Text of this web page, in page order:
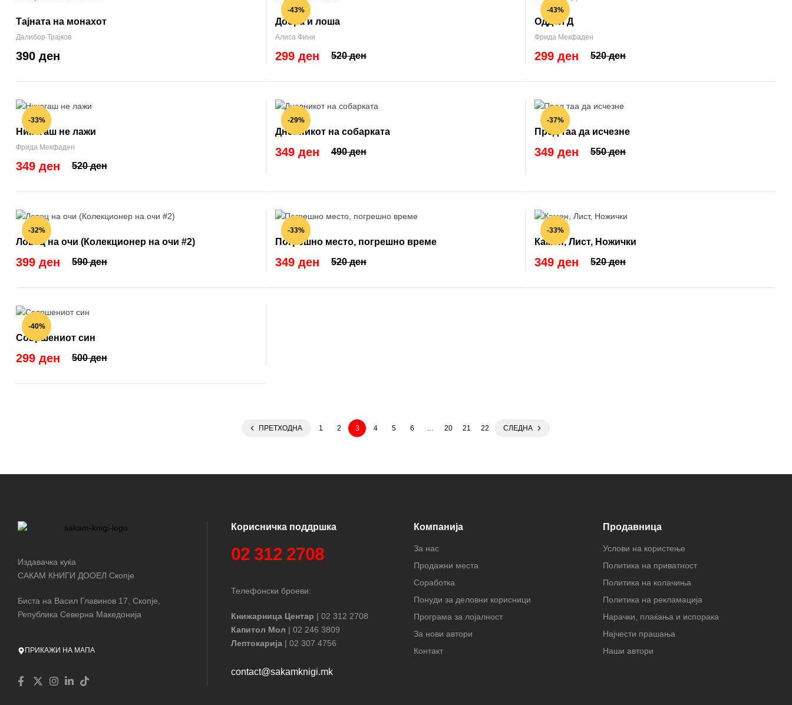
Тајната на монахот
Далибор Трајков
390 ден
-43%
Добра и лоша
Алиса Фини
520 ден
299 ден
-43%
Оддел Д
Фрида Мекфаден
520 ден
299 ден
-33%
Никогаш не лажи
Фрида Мекфаден
520 ден
349 ден
-29%
Дневникот на собарката
490 ден
349 ден
-37%
Пред таа да исчезне
550 ден
349 ден
-32%
Ловец на очи (Колекционер на очи #2)
590 ден
399 ден
-33%
Погрешно место, погрешно време
520 ден
349 ден
-33%
Камен, Лист, Ножички
520 ден
349 ден
-40%
Совршениот син
500 ден
299 ден
ПРЕТХОДНА 1 2 3 4 5 6 … 20 21 22 СЛЕДНА
Издавачка куќа
САКАМ КНИГИ ДООЕЛ Скопје
Биста на Васил Главинов 17, Скопје,
Република Северна Македонија
ПРИКАЖИ НА МАПА
Корисничка поддршка
02 312 2708
Телефонски броеви:
Книжарница Центар | 02 312 2708
Капитол Мол | 02 246 3809
Лептокарија | 02 307 4756
contact@sakamknigi.mk
Компанија
За нас
Продажни места
Соработка
Понуди за деловни корисници
Програма за лојалност
За нови автори
Контакт
Продавница
Услови на користење
Политика на приватност
Политика на колачиња
Политика на рекламација
Нарачки, плаќања и испорака
Најчести прашања
Наши автори